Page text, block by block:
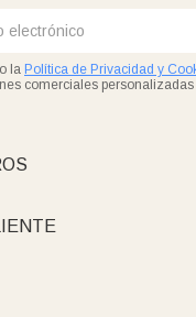
la Política de Privacidad y
comerciales